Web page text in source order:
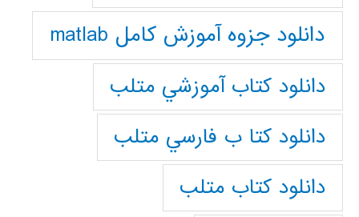
دانلود جزوه آموزش کامل matlab
دانلود كتاب آموزشي متلب
دانلود كتا ب فارسي متلب
دانلود كتاب متلب